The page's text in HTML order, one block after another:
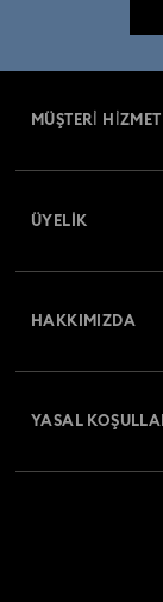
MÜŞTERİ
Bize Ulaşın
Ölçü rehberi
ÜYELIK
HAKKIMIZDA
YASAL
Ön bilgilendirme